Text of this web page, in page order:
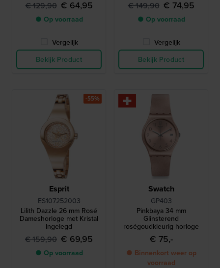
€ 129,90 € 64,95
● Op voorraad
Vergelijk
Bekijk Product
€ 149,90 € 74,95
● Op voorraad
Vergelijk
Bekijk Product
Esprit
ES107252003
Lilith Dazzle 26 mm Rosé
Dameshorloge met Kristal
Ingelegd
€ 159,90 € 69,95
● Op voorraad
-55%
Swatch
GP403
Pinkbaya 34 mm
Glinsterend
roségoudkleurig horloge
€ 75,-
● Binnenkort weer op
voorraad